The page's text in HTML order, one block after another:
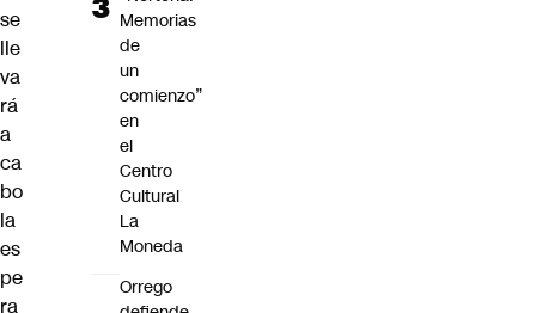
se
lle
va
rá
a
ca
bo
la
es
pe
ra
Memorias
de
un
comienzo”
en
el
Centro
Cultural
La
Moneda
Orrego